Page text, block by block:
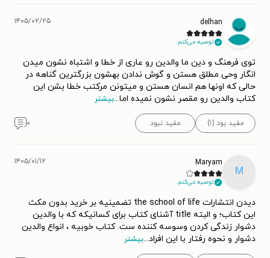
delhan
توصیه می‌کنم.
۱۴۰۵/۰۲/۲۵
توی فرهنگ و دین ما والدین رو عاری از خطا و اشتباه نشون میدن
انگار وحی مطلق هستن و گوش ندادن بهشون بزرگترین گناهه در
حالی که اونها هم انسان هستن و میتونن مرکتب خطا بشن این
کتاب والدین رو مقصر نشون نمیده اما...بیشتر
مفید بود (۱) مفید نبود ۰
M
Maryam
توصیه می‌کنم.
۱۴۰۵/۰۱/۱۲
دیدن انتشارات the school of life تضمینیه بر خرید بدون مکث
این کتاب؛ و البته title آشنای کتاب برای کسانیکه که با والدین
دشوار زندگی کردن وسوسه کننده ست. کتاب خوبیه ، انواع والدین
دشوار و نحوه رفتار با این افراد...بیشتر